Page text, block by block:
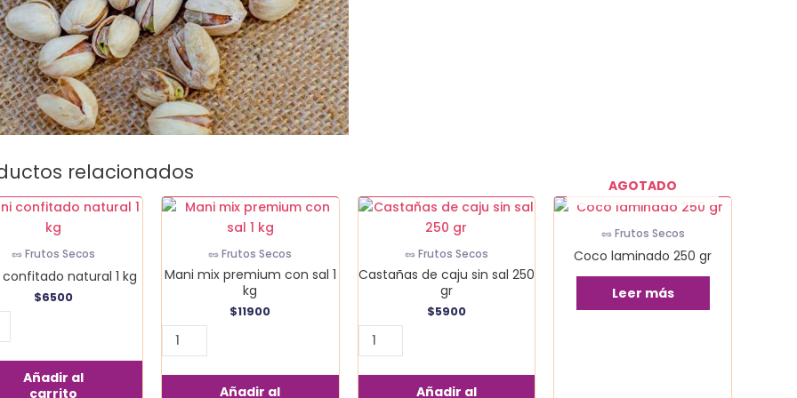
relacionados
🥜 Frutos Secos
confitado natural 1 kg
$6500
Añadir al
carrito
🥜 Frutos Secos
Mani mix premium con sal 1
kg
$11900
Mani
con
kg
cantidad
Añadir al
🥜 Frutos Secos
Castañas de caju sin sal 250
gr
$5900
Castañas
sin
gr
cantidad
Añadir al
AGOTADO
🥜 Frutos Secos
Coco laminado 250 gr
Leer más